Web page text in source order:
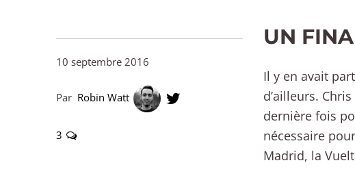
10 septembre 2016
Par Robin Watt
3
UN
Il y en avait
d’ailleurs.
dernière fois
nécessaire
Madrid, la